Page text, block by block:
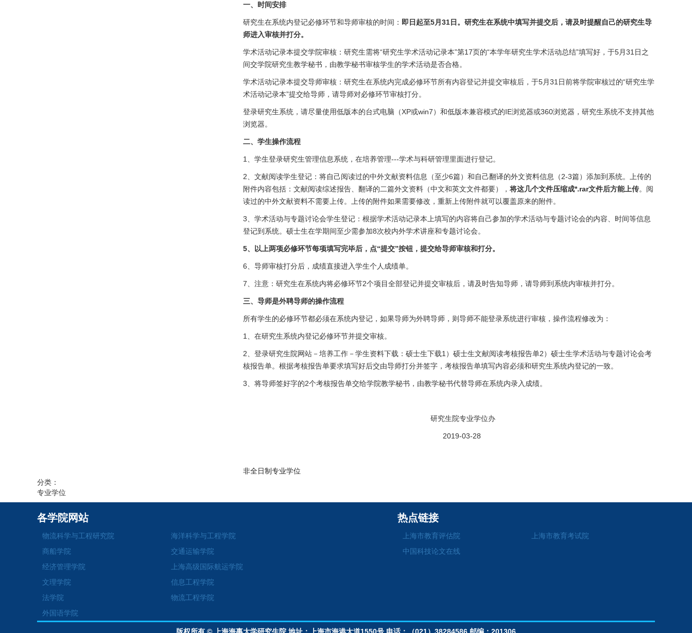
一、时间安排
研究生在系统内登记必修环节和导师审核的时间： 即日起至5月 31日。研究生在系统中填写并提交后，请及时提醒自己的研究生导
师进入审核并打分。
学术活动记录本提交学院审核：研究生需将“研究生学术活动记录本”第17页的“本学年研究生学术活动总结”填写好，于5月31日之
间交学院研究生教学秘书，由教学秘书审核学生的学术活动是否合格。
学术活动记录本提交导师审核：研究生在系统内完成必修环节所有内容登记并提交审核后，于5月31日前将学院审核过的“研究生学
术活动记录本”提交给导师，请导师对必修环节审核打分。
登录研究生系统，请尽量使用低版本的台式电脑（XP或win7）和低版本兼容模式的IE浏览器或360浏览器 ，研究生系统不支持其他
浏览器。
二、学生操作流程
1、学生登录研究生管理信息系统，在培养管理---学术与科研管理里面进行登记。
2、文献阅读学生登记：将自己阅读过的中外文献资料信息（至少6篇）和自己翻译的外文资料信息（2-3篇）添加到系统。上传的
附件内容包括：文献阅读综述报告、翻译的二篇外文资料（中文和英文文件都要）， 将这几个文件压缩成*.rar文件后方能上传。 阅
读过的中外文献资料不需要上传。 上传的附件如果需要修改，重新上传附件就可以覆盖原来的附件。
3、学术活动与专题讨论会学生登记：根据学术活动记录本上填写的内容将自己参加的学术活动与专题讨论会的内容、时间等信息
登记到系统。硕士生在学期间至少需参加8次校内外学术讲座和专题讨论会。
5、以上两项必修环节每项填写完毕后，点“提交”按钮，提交给导师审核和打分。
6、导师审核打分后，成绩直接进入学生个人成绩单。
7、注意：研究生在系统内将必修环节2个项目全部登记并提交审核后，请及时告知导师，请导师到系统内审核并打分。
三、导师是外聘导师的操作流程
所有学生的必修环节都必须在系统内登记，如果导师为外聘导师，则导师不能登录系统进行审核，操作流程修改为：
1、在研究生系统内登记必修环节并提交审核。
2、登录研究生院网站－培养工作－学生资料下载：硕士生下载1）硕士生文献阅读考核报告单2）硕士生学术活动与专题讨论会考
核报告单。根据考核报告单要求填写好后交由导师打分并签字，考核报告单填写内容必须和研究生系统内登记的一致。
3、将导师签好字的2个考核报告单交给学院教学秘书，由教学秘书代替导师在系统内录入成绩。
研究生院专业学位办
2019-03-28
非全日制专业学位
分类：
专业学位
各学院网站
物流科学与工程研究院
海洋科学与工程学院
商船学院
交通运输学院
经济管理学院
上海高级国际航运学院
文理学院
信息工程学院
法学院
物流工程学院
外国语学院
热点链接
上海市教育评估院
上海市教育考试院
中国科技论文在线